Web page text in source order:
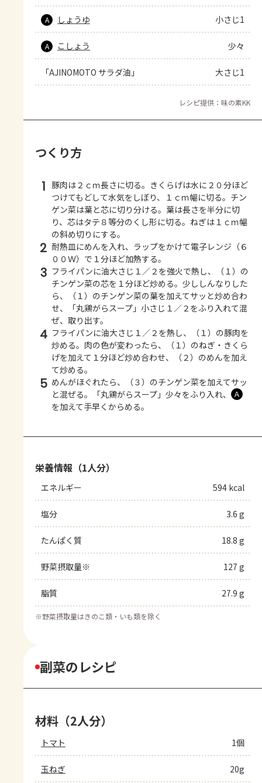
A しょうゆ 小さじ1
A こしょう 少々
「AJINOMOTO サラダ油」 大さじ1
レシピ提供：味の素KK
つくり方
1 豚肉は２ｃｍ長さに切る。きくらげは水に２０分ほど
つけてもどして水気をしぼり、１ｃｍ幅に切る。チン
ゲン菜は葉と芯に切り分ける。葉は長さを半分に切
り、芯はタテ８等分のくし形に切る。ねぎは１ｃｍ幅
の斜め切りにする。
2 耐熱皿にめんを入れ、ラップをかけて電子レンジ（６
００Ｗ）で１分ほど加熱する。
3 フライパンに油大さじ１／２を強火で熱し、（１）の
チンゲン菜の芯を１分ほど炒める。少ししんなりした
ら、（１）のチンゲン菜の葉を加えてサッと炒め合わ
せ、「丸鶏がらスープ」小さじ１／２をふり入れて混
ぜ、取り出す。
4 フライパンに油大さじ１／２を熱し、（１）の豚肉を
炒める。肉の色が変わったら、（１）のねぎ・きくら
げを加えて１分ほど炒め合わせ、（２）のめんを加え
て炒める。
5 めんがほぐれたら、（３）のチンゲン菜を加えてサッ
と混ぜる。「丸鶏がらスープ」少々をふり入れ、
Ａ
を加えて手早くからめる。
栄養情報（1人分）
エネルギー 594 kcal
塩分 3.6 g
たんぱく質 18.8 g
野菜摂取量※ 127 g
脂質 27.9 g
※野菜摂取量はきのこ類・いも類を除く
副菜のレシピ
材料（2人分）
トマト 1個
玉ねぎ 20g